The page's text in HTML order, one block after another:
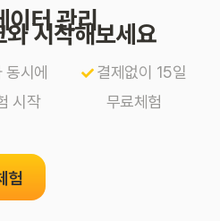
이터 관리
시작해보세요
동시에
시작
결제없이 15일
무료체험
험